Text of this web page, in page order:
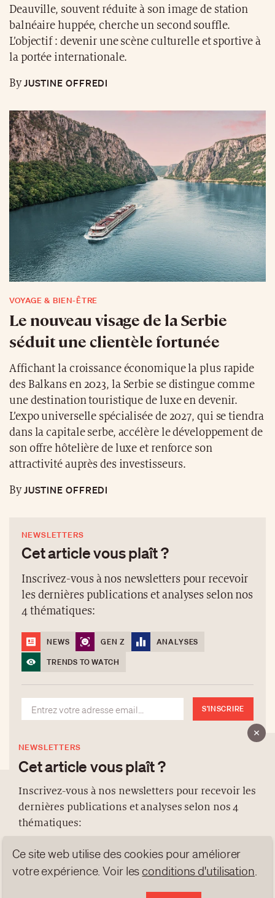
Deauville, souvent réduite à son image de station
balnéaire huppée, cherche un second souffle.
L’objectif : devenir une scène culturelle et sportive à
la portée internationale.
ByJUSTINE OFFREDI
VOYAGE & BIEN-ÊTRE
Le nouveau visage de la Serbie
séduit une clientèle fortunée
Affichant la croissance économique la plus rapide
des Balkans en 2023, la Serbie se distingue comme
une destination touristique de luxe en devenir.
L’expo universelle spécialisée de 2027, qui se tiendra
dans la capitale serbe, accélère le développement de
son offre hôtelière de luxe et renforce son
attractivité auprès des investisseurs.
ByJUSTINE OFFREDI
NEWSLETTERS
Cet article vous plaît ?
Inscrivez-vous à nos newsletters pour recevoir
les dernières publications et analyses selon nos
4 thématiques:
NEWS GEN Z
ANALYSES
TRENDS TO WATCH
S'INSCRIRE
NEWSLETTERS
Cet article vous plaît ?
Inscrivez-vous à nos newsletters pour recevoir les
dernières publications et analyses selon nos 4
thématiques:
NEWS GEN Z
ANALYSES
TRENDS TO WATCH
À PROPOS
PROTECTION DES DONNÉES
contact@luxurytribune.com
Ce site web utilise des cookies pour améliorer
votre expérience. Voir les conditions d'utilisation